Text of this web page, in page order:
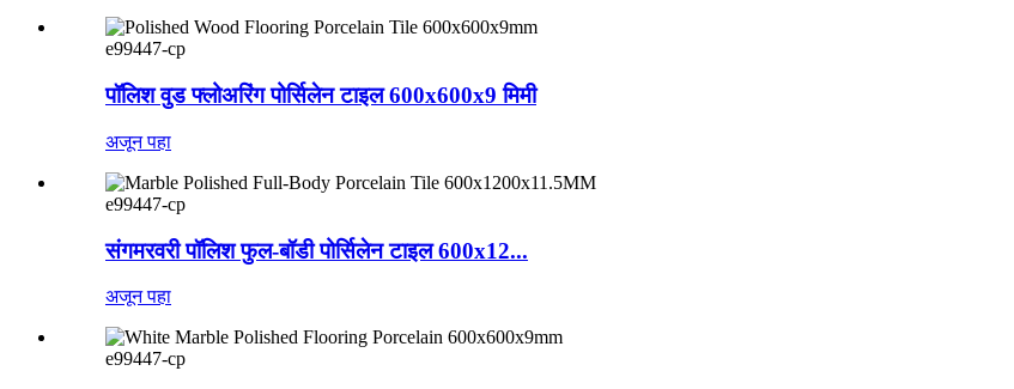
e99447-cp
पॉलिश वुड फ्लोअरिंग पोर्सिलेन टाइल 600x600x9 मिमी
अजून पहा
e99447-cp
संगमरवरी पॉलिश फुल-बॉडी पोर्सिलेन टाइल 600x12...
अजून पहा
e99447-cp